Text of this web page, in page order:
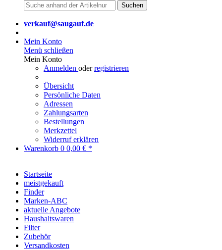
Suchen
verkauf@saugauf.de
Mein Konto
Menü schließen
Mein Konto
Anmelden oderregistrieren
Übersicht
Persönliche Daten
Adressen
Zahlungsarten
Bestellungen
Merkzettel
Widerruf erklären
Warenkorb 0 0,00 € *
Startseite
meistgekauft
Finder
Marken-ABC
aktuelle Angebote
Haushaltswaren
Filter
Zubehör
Versandkosten